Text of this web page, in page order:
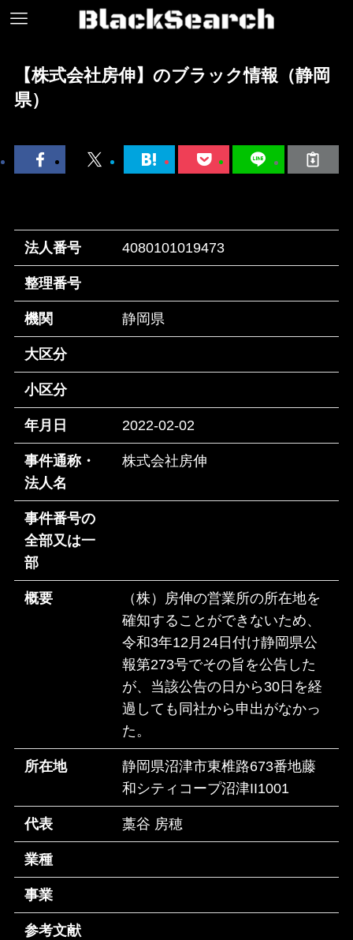
【株式会社房伸】のブラック情報（静岡
県）
法人番号 4080101019473
整理番号
機関 静岡県
大区分
小区分
年月日 2022-02-02
事件通称・
法人名
株式会社房伸
事件番号の
全部又は一
部
概要
（株）房伸の営業所の所在地を
確知することができないため、
令和3年12月24日付け静岡県公
報第273号でその旨を公告した
が、当該公告の日から30日を経
過しても同社から申出がなかっ
た。
所在地
静岡県沼津市東椎路673番地藤
和シティコープ沼津II1001
代表 藁谷 房穂
業種
事業
参考文献